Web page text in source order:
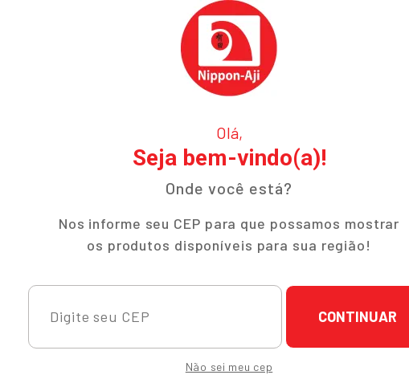
Olá,
Seja bem-vindo(a)!
Onde você está?
Nos informe seu CEP para que possamos mostrar
os produtos disponíveis para sua região!
CONTINUAR
Não sei meu cep
Institucional Ajuda e Suporte